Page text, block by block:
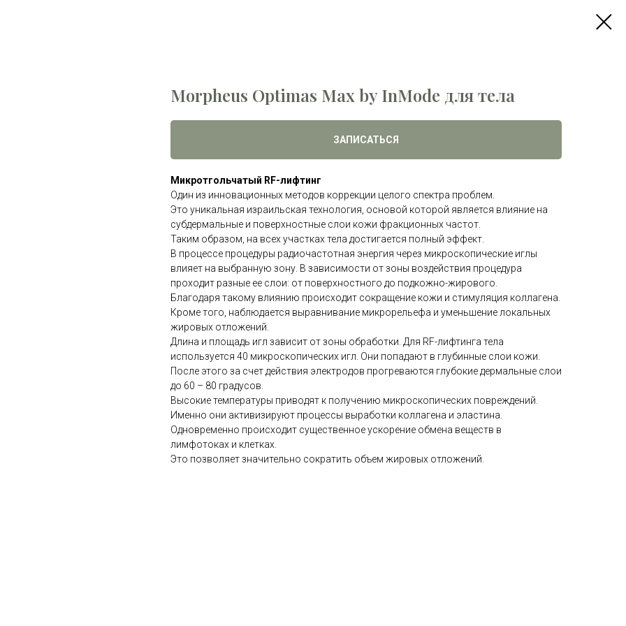
Morpheus Optimas Max by InMode для тела
ЗАПИСАТЬСЯ
Микротгольчатый RF-лифтинг
Один из инновационных методов коррекции целого спектра проблем.
Это уникальная израильская технология, основой которой является влияние на
субдермальные и поверхностные слои кожи фракционных частот.
Таким образом, на всех участках тела достигается полный эффект.
В процессе процедуры радиочастотная энергия через микроскопические иглы
влияет на выбранную зону. В зависимости от зоны воздействия процедура
проходит разные ее слои: от поверхностного до подкожно-жирового.
Благодаря такому влиянию происходит сокращение кожи и стимуляция коллагена.
Кроме того, наблюдается выравнивание микрорельефа и уменьшение локальных
жировых отложений.
Длина и площадь игл зависит от зоны обработки. Для RF-лифтинга тела
используется 40 микроскопических игл. Они попадают в глубинные слои кожи.
После этого за счет действия электродов прогреваются глубокие дермальные слои
до 60 – 80 градусов.
Высокие температуры приводят к получению микроскопических повреждений.
Именно они активизируют процессы выработки коллагена и эластина.
Одновременно происходит существенное ускорение обмена веществ в
лимфотоках и клетках.
Это позволяет значительно сократить объем жировых отложений.